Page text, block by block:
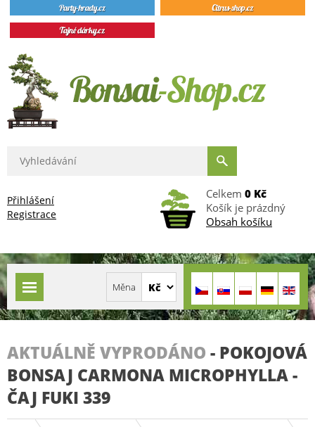
Přihlášení
Registrace
Celkem 0 Kč
Košík je prázdný
Obsah košíku
AKTUÁLNĚ VYPRODÁNO - POKOJOVÁ
BONSAJ CARMONA MICROPHYLLA -
ČAJ FUKI 339